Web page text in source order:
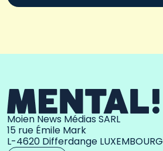
Moien News Médias SARL
15 rue Émile Mark
L-4620 Differdange LUXEMBOURG